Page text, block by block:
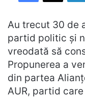
Au trecut 30 de
partid politic și
vreodată să
Propunerea a
din partea
AUR, partid